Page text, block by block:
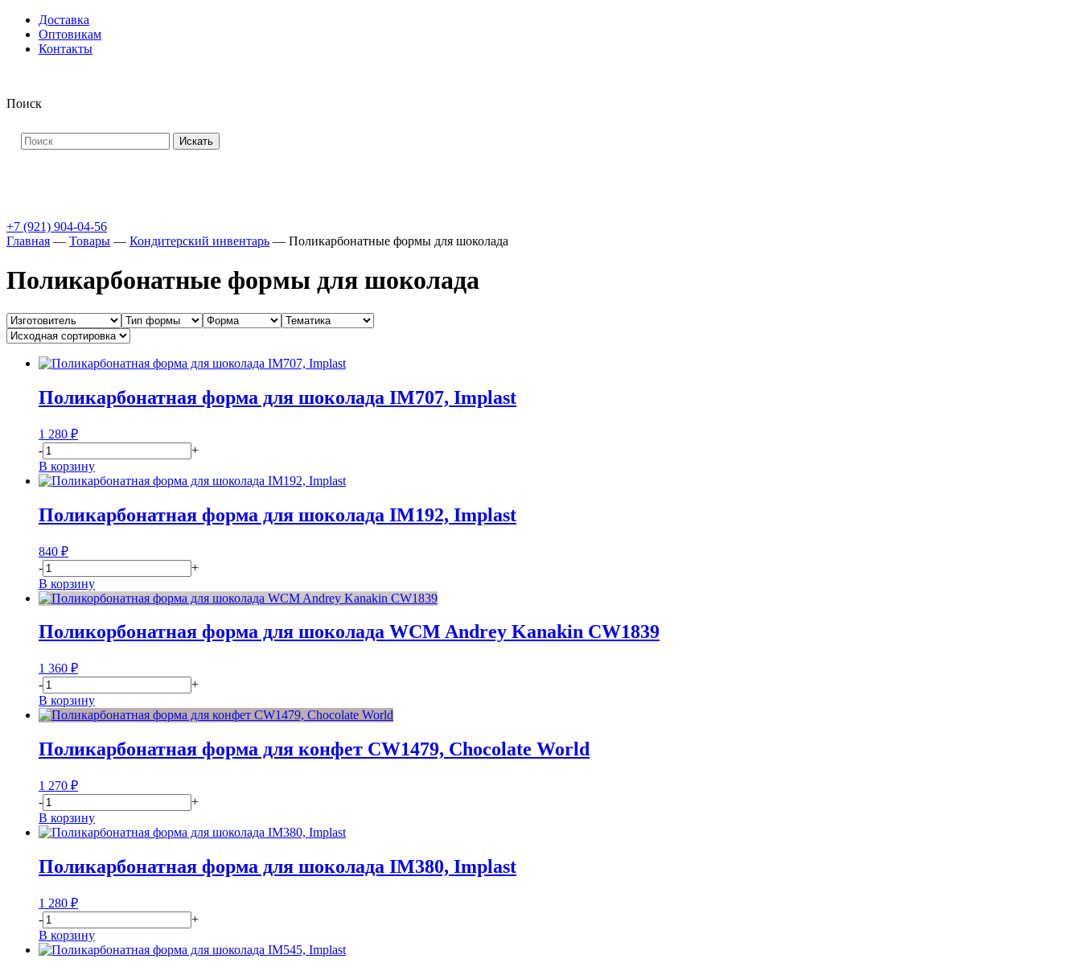
Доставка
Оптовикам
Контакты
Поиск
Искать
+7 (921) 904-04-56
Главная — Товары — Кондитерский инвентарь — Поликарбонатные формы для шоколада
Поликарбонатные формы для шоколада
Поликарбонатная форма для шоколада IM707, Implast
1 280 ₽
-
+
В корзину
Поликарбонатная форма для шоколада IM192, Implast
840 ₽
-
+
В корзину
Поликорбонатная форма для шоколада WCM Andrey Kanakin CW1839
1 360 ₽
-
+
В корзину
Поликарбонатная форма для конфет CW1479, Chocolate World
1 270 ₽
-
+
В корзину
Поликарбонатная форма для шоколада IM380, Implast
1 280 ₽
-
+
В корзину